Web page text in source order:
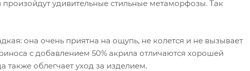
удивительные стильные метаморфозы. Так
она очень приятна на ощупь, не колется и не вызывает
с добавлением 50% акрила отличаются хорошей
также облегчает уход за изделием.